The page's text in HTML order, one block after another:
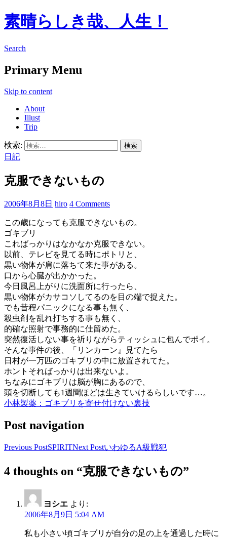
素晴らしき哉、人生！
Search
Primary Menu
Skip to content
About
Illust
Trip
検索:
日記
克服できないもの
2006年8月8日 hiro 4 Comments
この歳になっても克服できないもの。
ゴキブリ
こればっかりはなかなか克服できない。
以前、テレビを見てる時にポトリと、
黒い物体が肩に落ちて来た事がある。
口から心臓が出かかった。
今日風呂上がりに洗面所に行ったら、
黒い物体がカサコソしてるのを目の端で捉えた。
でも昔程パニックになる事も無く、
殺虫剤を乱れ打ちする事も無く、
的確な照射で事務的に仕留めた。
突然復活しない事を祈りながらティッシュに包んでポイ。
そんな事件の後、「リンカーン』見てたら
日村が一万匹のゴキブリの中に放置されてた。
ホントそればっかりは出来ないよ。
ちなみにゴキブリは脳が胸にあるので、
頭を切断しても1週間ほどは生きていけるらしいです…。
小林製薬：ゴキブリを寄せ付けない裏技
Post navigation
Previous PostSPIRITNext PostいわゆるA級戦犯
4 thoughts on “克服できないもの”
ヨシエ より:
2006年8月9日 5:04 AM
私も小さい頃ゴキブリが自分の足の上を通過した時に